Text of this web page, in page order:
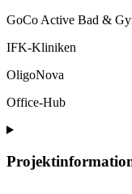
GoCo Active Bad &
IFK-Kliniken
OligoNova
Office-Hub